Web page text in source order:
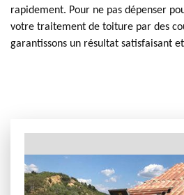
rapidement. Pour ne pas dépenser
votre traitement de toiture par des
garantissons un résultat satisfaisant